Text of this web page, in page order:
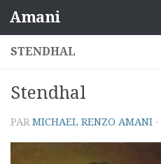
Skip to content
Amani
STENDHAL
Stendhal
PARMICHAEL RENZO AMANI ·